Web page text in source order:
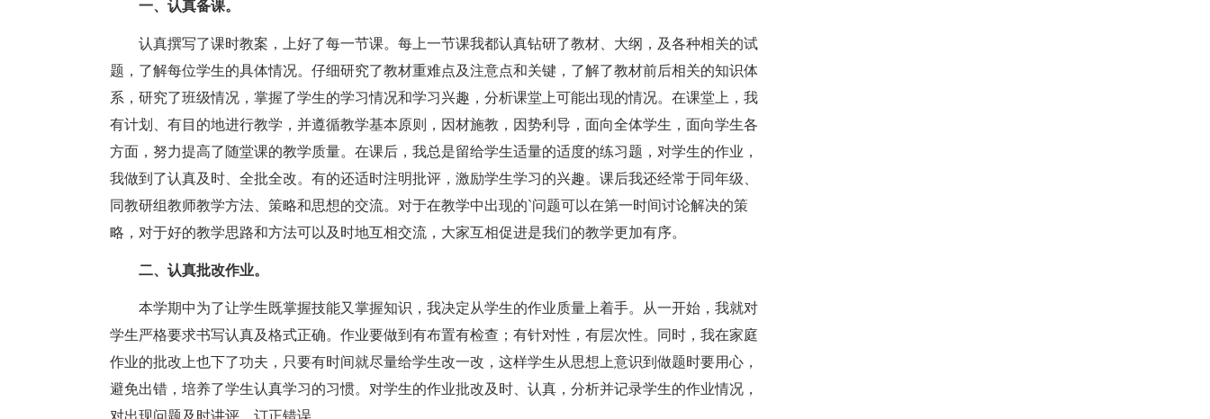
一、认真备课。
认真撰写了课时教案，上好了每一节课。每上一节课我都认真钻研了教材、大纲，及各种相关的试
题，了解每位学生的具体情况。仔细研究了教材重难点及注意点和关键，了解了教材前后相关的知识体
系，研究了班级情况，掌握了学生的学习情况和学习兴趣，分析课堂上可能出现的情况。在课堂上，我
有计划、有目的地进行教学，并遵循教学基本原则，因材施教，因势利导，面向全体学生，面向学生各
方面，努力提高了随堂课的教学质量。在课后，我总是留给学生适量的适度的练习题，对学生的作业，
我做到了认真及时、全批全改。有的还适时注明批评，激励学生学习的兴趣。课后我还经常于同年级、
同教研组教师教学方法、策略和思想的交流。对于在教学中出现的`问题可以在第一时间讨论解决的策
略，对于好的教学思路和方法可以及时地互相交流，大家互相促进是我们的教学更加有序。
二、认真批改作业。
本学期中为了让学生既掌握技能又掌握知识，我决定从学生的作业质量上着手。从一开始，我就对
学生严格要求书写认真及格式正确。作业要做到有布置有检查；有针对性，有层次性。同时，我在家庭
作业的批改上也下了功夫，只要有时间就尽量给学生改一改，这样学生从思想上意识到做题时要用心，
避免出错，培养了学生认真学习的习惯。对学生的作业批改及时、认真，分析并记录学生的作业情况，
对出现问题及时讲评，订正错误。